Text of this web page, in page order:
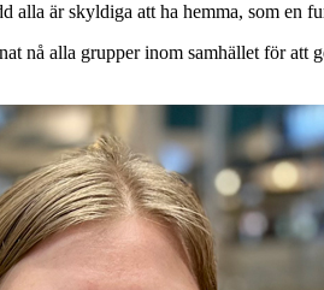
är skyldiga att ha hemma, som en
nå alla grupper inom samhället för